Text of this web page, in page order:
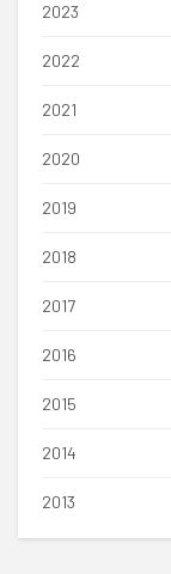
2023
2022
2021
2020
2019
2018
2017
2016
2015
2014
2013